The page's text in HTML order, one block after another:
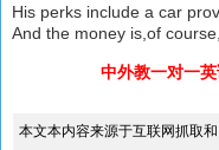
His perks include a car
And the money is,of
中外教一对一
本文本内容来源于互联网抓取